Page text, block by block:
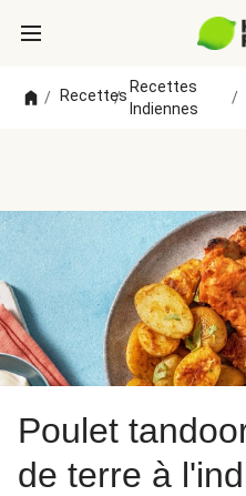
/ Recettes
/
Recettes
Indiennes
/
Poulet
de terre à